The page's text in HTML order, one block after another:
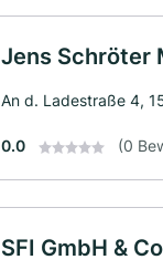
Jens Schröter
An d. Ladestraße 4,
0.0 (0
SFI GmbH &